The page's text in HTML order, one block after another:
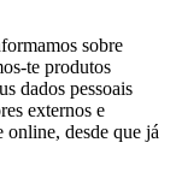
sobre
te produtos
dados pessoais
externos e
online, desde que já